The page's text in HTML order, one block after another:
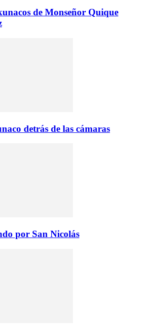
de Monseñor Quique
detrás de las cámaras
por San Nicolás